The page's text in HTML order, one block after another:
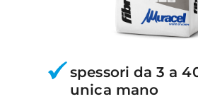
spessori da 3 a
unica mano